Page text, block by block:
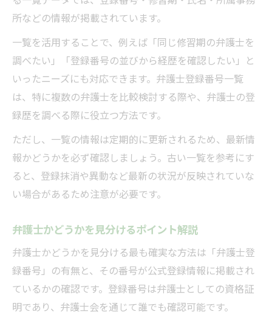
所などの情報が掲載されています。
一覧を活用することで、例えば「同じ修習期の弁護士を
調べたい」「登録番号の並びから経歴を確認したい」と
いったニーズにも対応できます。弁護士登録番号一覧
は、特に複数の弁護士を比較検討する際や、弁護士の登
録歴を調べる際に役立つ方法です。
ただし、一覧の情報は定期的に更新されるため、最新情
報かどうかを必ず確認しましょう。古い一覧を参考にす
ると、登録抹消や異動など最新の状況が反映されていな
い場合があるため注意が必要です。
弁護士かどうかを見分けるポイント解説
弁護士かどうかを見分ける最も確実な方法は「弁護士登
録番号」の有無と、その番号が公式登録情報に掲載され
ているかの確認です。登録番号は弁護士としての資格証
明であり、弁護士会を通じて誰でも確認可能です。